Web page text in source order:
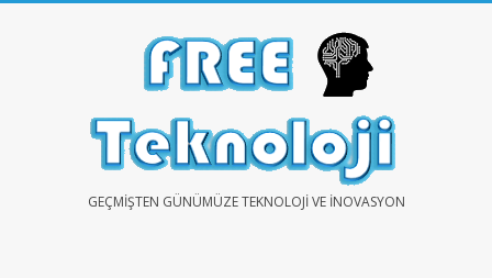
FREEGEÇMIŞTEN GÜNÜMÜZE TEKNOLOJI VE İNOVASYON